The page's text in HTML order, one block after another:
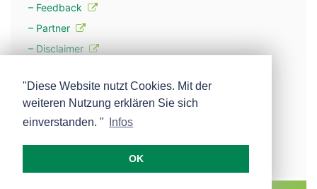
– Feedback
– Partner
– Disclaimer
– Werbung
– Mehr über unsere Experten
"Diese Website nutzt Cookies. Mit der
weiteren Nutzung erklären Sie sich
einverstanden. "
Infos
OK